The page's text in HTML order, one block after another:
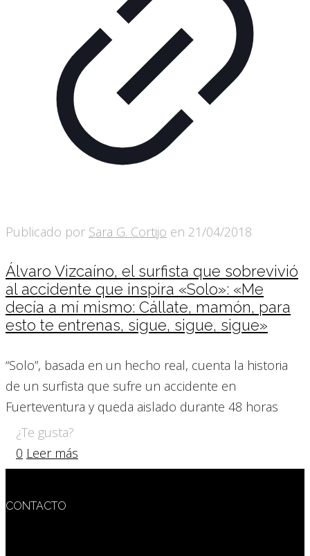
Publicado por Sara G. Cortijo en 21/04/2018
Álvaro Vizcaíno, el surfista que sobrevivió
al accidente que inspira «Solo»: «Me
decía a mí mismo: Cállate, mamón, para
esto te entrenas, sigue, sigue, sigue»
“Solo”, basada en un hecho real, cuenta la historia
de un surfista que sufre un accidente en
Fuerteventura y queda aislado durante 48 horas
¿Te gusta?
0 Leer más
CONTACTO